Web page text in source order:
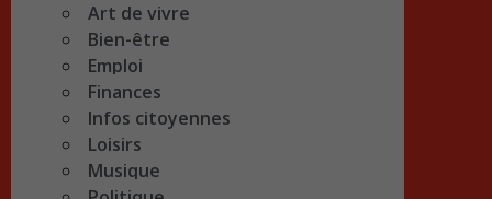
Art de vivre
Bien-être
Emploi
Finances
Infos citoyennes
Loisirs
Musique